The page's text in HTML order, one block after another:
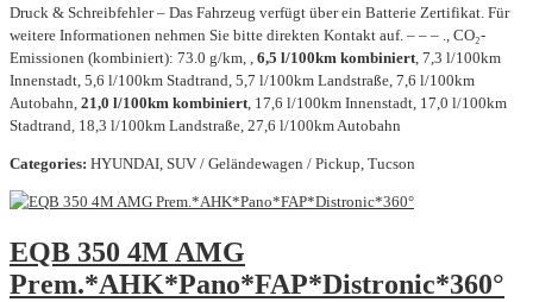
Druck & Schreibfehler – Das Fahrzeug verfügt über ein Batterie Zertifikat. Für
weitere Informationen nehmen Sie bitte direkten Kontakt auf. – – – ., CO₂-
Emissionen (kombiniert): 73.0 g/km, , 6,5 l/100km kombiniert, 7,3 l/100km
Innenstadt, 5,6 l/100km Stadtrand, 5,7 l/100km Landstraße, 7,6 l/100km
Autobahn, 21,0 l/100km kombiniert, 17,6 l/100km Innenstadt, 17,0 l/100km
Stadtrand, 18,3 l/100km Landstraße, 27,6 l/100km Autobahn
Categories: HYUNDAI, SUV / Geländewagen / Pickup, Tucson
EQB 350 4M AMG
Prem.*AHK*Pano*FAP*Distronic*360°